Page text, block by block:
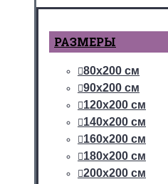
РАЗМЕРЫ
80х200 см
90х200 см
120х200 см
140х200 см
160х200 см
180х200 см
200х200 см